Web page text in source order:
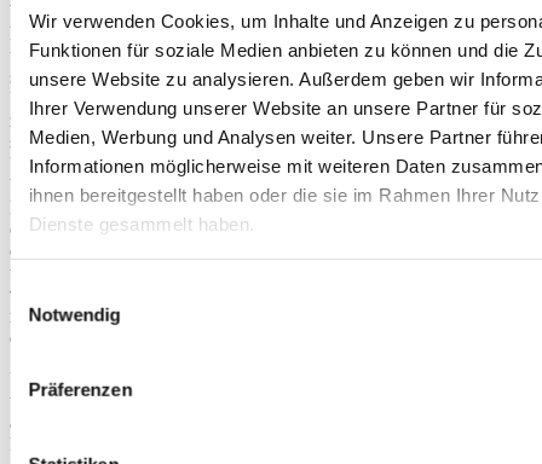
Wir verwenden Cookies, um Inhalte und Anzeigen zu
Funktionen für soziale Medien anbieten zu können und die
unsere Website zu analysieren. Außerdem geben wir
Ihrer Verwendung unserer Website an unsere Partner für
Medien, Werbung und Analysen weiter. Unsere Partner
Informationen möglicherweise mit weiteren Daten
ihnen bereitgestellt haben oder die sie im Rahmen Ihrer
Dienste gesammelt haben.
Einwilligungsauswahl
Notwendig
Präferenzen
Was aber ist die Ursache für die überraschend
hohe Zahl an Mängeln? Viele der
terminologischen Inkonsistenzen lassen sich
sicherlich auf Unzulänglichkeiten im
Übersetzungsmanagement und bei der QS und auf
zumindest in Teilen fehlendes Expertenwissen
seitens der Übersetzer:innem zurückführen. Unter
Umständen sind sie aber auch das Resultat zu eng
bemessener Erstellungszeiträume. Möglicherweise
liegt ein Problem aber auch in Unklarheiten im
englischen Ausgangstext.Als Sprachdienstleister
erleben wir leider viel zu häufig, dass
ungenaue oder gar sprachlich falsche Texte,
von Nichtmuttersprachler:innen verfasst,
maßgeblich auch Einfluss auf die Qualität
einer Übersetzung haben können.
Unter Umständen ist die Übersetzung, zumindest
teilweise, auch maschinell erstellt worden, und die
anschließende menschliche Kontrolle kam zu
kurz. Dafür spricht, dass so mancher Begriff, für